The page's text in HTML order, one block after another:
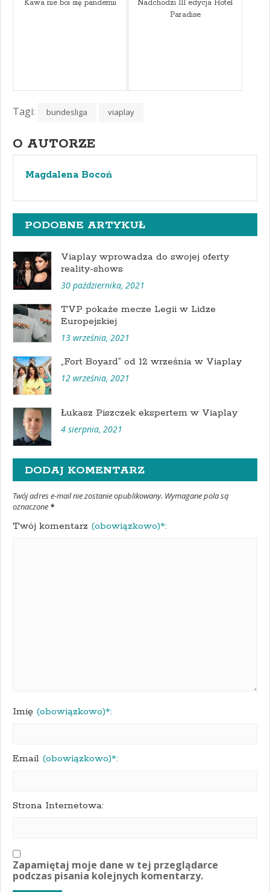
Kawa nie boi się pandemii
Nadchodzi III edycja Hotel
Paradise
Tagi: bundesliga viaplay
O AUTORZE
Magdalena Bocoń
PODOBNE ARTYKUŁ
Viaplay wprowadza do swojej oferty
reality-shows
30 października, 2021
TVP pokaże mecze Legii w Lidze
Europejskiej
13 września, 2021
„Fort Boyard” od 12 września w Viaplay
12 września, 2021
Łukasz Piszczek ekspertem w Viaplay
4 sierpnia, 2021
DODAJ KOMENTARZ
Twój adres e-mail nie zostanie opublikowany. Wymagane pola są
oznaczone *
Twój komentarz (obowiązkowo)*:
Imię (obowiązkowo)*:
Email (obowiązkowo)*:
Strona Internetowa:
Zapamiętaj moje dane w tej przeglądarce
podczas pisania kolejnych komentarzy.